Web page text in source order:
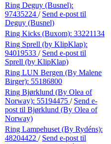
Ring Deguy (Busnel):
97435224 / Send e-post til
Deguy (Busnel)
Ring Kicks (Buxom): 33221134
Ring Sprell (by KlipKlap):
94019533 / Send e-post til
Sprell (by KlipKlap)
Ring LUN Bergen (By Malene
Birger): 55186800
Ring Bjørklund (By Olea of
Norway): 55194475 / Send e-
post til Bjørklund (By Olea of
Norway)
Ring Lampehuset (By Rydéns):
48204422 / Send e-post til